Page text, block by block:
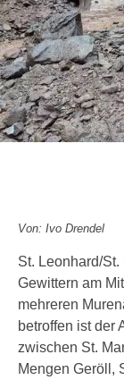
Von: Ivo Drendel
St. Leonhard/
Gewittern am
mehreren
betroffen ist der
zwischen St.
Mengen Geröll,